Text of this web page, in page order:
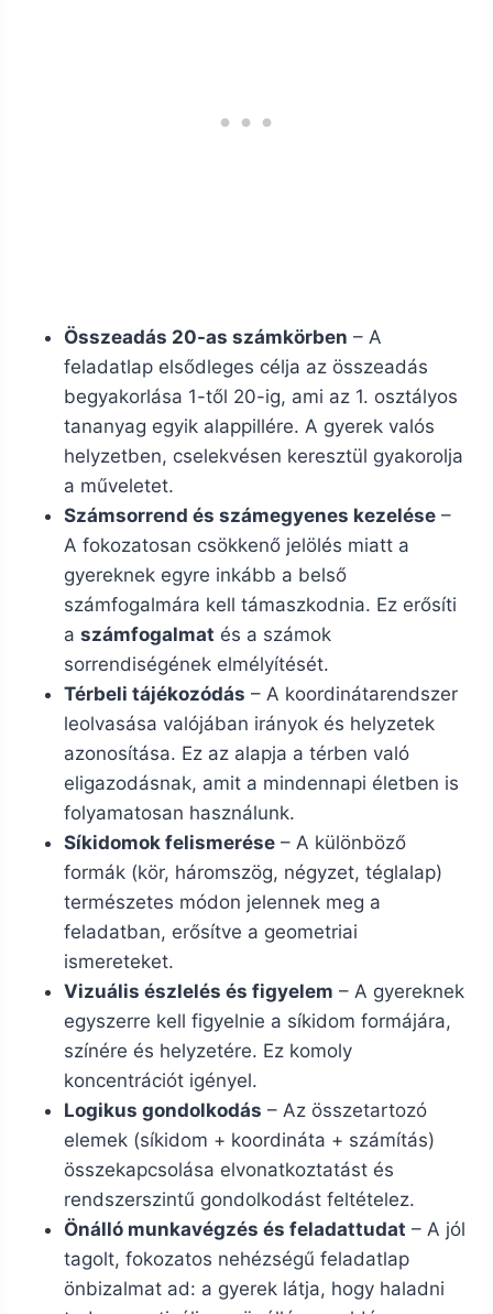
Összeadás 20-as számkörben – A
feladatlap elsődleges célja az összeadás
begyakorlása 1-től 20-ig, ami az 1. osztályos
tananyag egyik alappillére. A gyerek valós
helyzetben, cselekvésen keresztül gyakorolja
a műveletet.
Számsorrend és számegyenes kezelése –
A fokozatosan csökkenő jelölés miatt a
gyereknek egyre inkább a belső
számfogalmára kell támaszkodnia. Ez erősíti
a számfogalmat és a számok
sorrendiségének elmélyítését.
Térbeli tájékozódás – A koordinátarendszer
leolvasása valójában irányok és helyzetek
azonosítása. Ez az alapja a térben való
eligazodásnak, amit a mindennapi életben is
folyamatosan használunk.
Síkidomok felismerése – A különböző
formák (kör, háromszög, négyzet, téglalap)
természetes módon jelennek meg a
feladatban, erősítve a geometriai
ismereteket.
Vizuális észlelés és figyelem – A gyereknek
egyszerre kell figyelnie a síkidom formájára,
színére és helyzetére. Ez komoly
koncentrációt igényel.
Logikus gondolkodás – Az összetartozó
elemek (síkidom + koordináta + számítás)
összekapcsolása elvonatkoztatást és
rendszerszintű gondolkodást feltételez.
Önálló munkavégzés és feladattudat – A jól
tagolt, fokozatos nehézségű feladatlap
önbizalmat ad: a gyerek látja, hogy haladni